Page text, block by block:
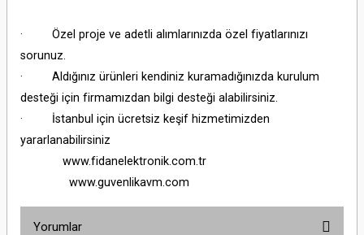
· Özel proje ve adetli alımlarınızda özel fiyatlarınızı
sorunuz.
· Aldığınız ürünleri kendiniz kuramadığınızda kurulum
desteği için firmamızdan bilgi desteği alabilirsiniz.
· İstanbul için ücretsiz keşif hizmetimizden
yararlanabilirsiniz
www.fidanelektronik.com.tr
www.guvenlikavm.com
Yorumlar